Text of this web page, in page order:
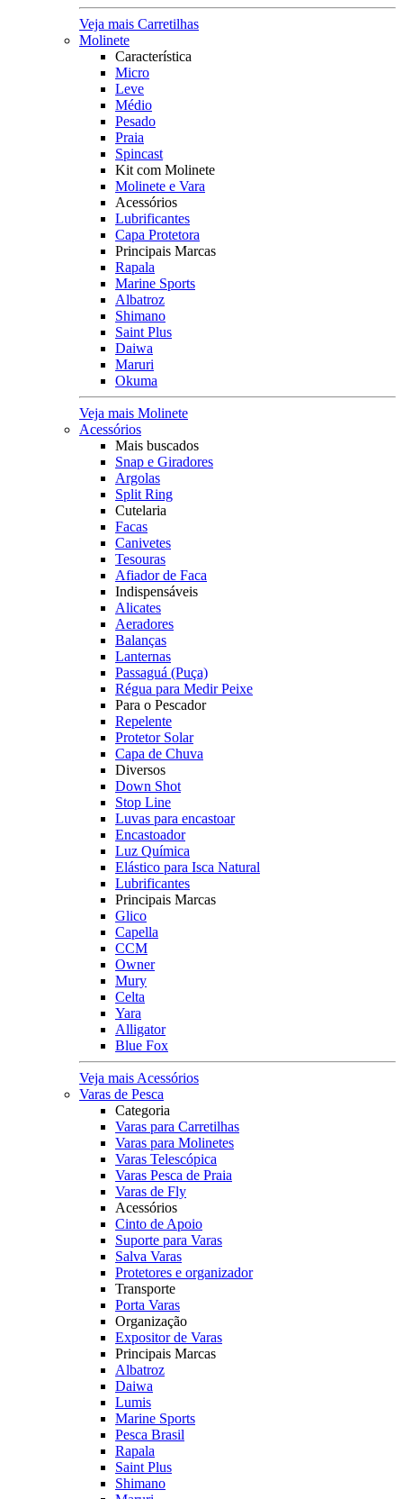
Veja mais Carretilhas
Molinete
Característica
Micro
Leve
Médio
Pesado
Praia
Spincast
Kit com Molinete
Molinete e Vara
Acessórios
Lubrificantes
Capa Protetora
Principais Marcas
Rapala
Marine Sports
Albatroz
Shimano
Saint Plus
Daiwa
Maruri
Okuma
Veja mais Molinete
Acessórios
Mais buscados
Snap e Giradores
Argolas
Split Ring
Cutelaria
Facas
Canivetes
Tesouras
Afiador de Faca
Indispensáveis
Alicates
Aeradores
Balanças
Lanternas
Passaguá (Puça)
Régua para Medir Peixe
Para o Pescador
Repelente
Protetor Solar
Capa de Chuva
Diversos
Down Shot
Stop Line
Luvas para encastoar
Encastoador
Luz Química
Elástico para Isca Natural
Lubrificantes
Principais Marcas
Glico
Capella
CCM
Owner
Mury
Celta
Yara
Alligator
Blue Fox
Veja mais Acessórios
Varas de Pesca
Categoria
Varas para Carretilhas
Varas para Molinetes
Varas Telescópica
Varas Pesca de Praia
Varas de Fly
Acessórios
Cinto de Apoio
Suporte para Varas
Salva Varas
Protetores e organizador
Transporte
Porta Varas
Organização
Expositor de Varas
Principais Marcas
Albatroz
Daiwa
Lumis
Marine Sports
Pesca Brasil
Rapala
Saint Plus
Shimano